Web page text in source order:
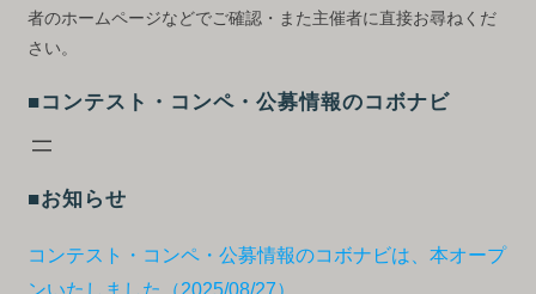
者のホームページなどでご確認・また主催者に直接お尋ねくだ
さい。
■コンテスト・コンペ・公募情報のコボナビ
■お知らせ
コンテスト・コンペ・公募情報のコボナビは、本オープ